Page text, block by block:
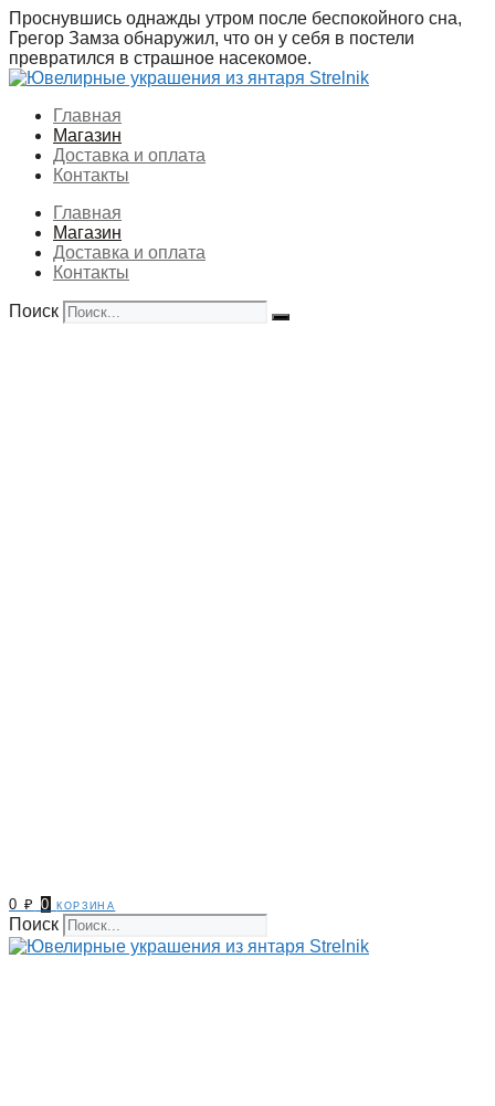
Перейти
к
содержимому
Проснувшись однажды утром после беспокойного сна,
Грегор Замза обнаружил, что он у себя в постели
превратился в страшное насекомое.
Главная
Магазин
Доставка и оплата
Контакты
Главная
Магазин
Доставка и оплата
Контакты
Поиск
0₽ 0 корзина
Поиск